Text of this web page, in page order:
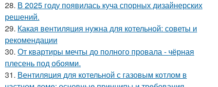
28. В 2025 году появилась куча спорных дизайнерских
решений.
29. Какая вентиляция нужна для котельной: советы и
рекомендации
30. От квартиры мечты до полного провала - чёрная
плесень под обоями.
31. Вентиляция для котельной с газовым котлом в